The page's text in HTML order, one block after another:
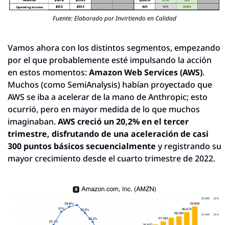
Fuente: Elaborado por Invirtiendo en Calidad
Vamos ahora con los distintos segmentos, empezando
por el que probablemente esté impulsando la acción
en estos momentos: Amazon Web Services (AWS).
Muchos (como SemiAnalysis) habían proyectado que
AWS se iba a acelerar de la mano de Anthropic; esto
ocurrió, pero en mayor medida de lo que muchos
imaginaban. AWS creció un 20,2% en el tercer
trimestre, disfrutando de una aceleración de casi
300 puntos básicos secuencialmente y registrando su
mayor crecimiento desde el cuarto trimestre de 2022.